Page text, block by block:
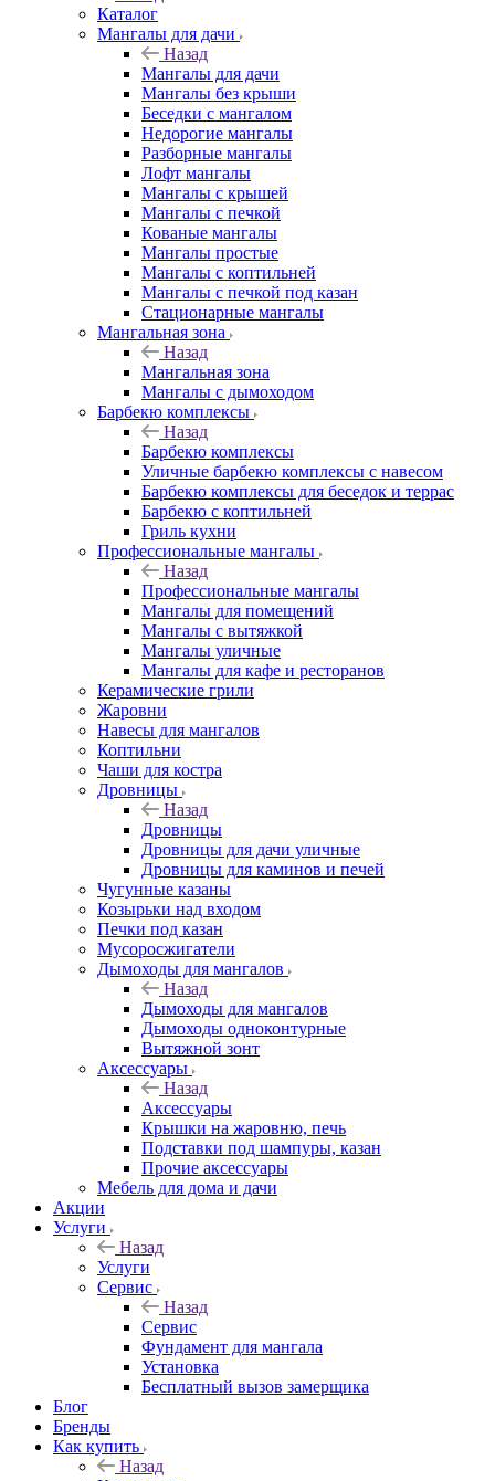
Каталог
Мангалы для дачи
Назад
Мангалы для дачи
Мангалы без крыши
Беседки с мангалом
Недорогие мангалы
Разборные мангалы
Лофт мангалы
Мангалы с крышей
Мангалы с печкой
Кованые мангалы
Мангалы простые
Мангалы с коптильней
Мангалы с печкой под казан
Стационарные мангалы
Мангальная зона
Назад
Мангальная зона
Мангалы с дымоходом
Барбекю комплексы
Назад
Барбекю комплексы
Уличные барбекю комплексы с навесом
Барбекю комплексы для беседок и террас
Барбекю с коптильней
Гриль кухни
Профессиональные мангалы
Назад
Профессиональные мангалы
Мангалы для помещений
Мангалы с вытяжкой
Мангалы уличные
Мангалы для кафе и ресторанов
Керамические грили
Жаровни
Навесы для мангалов
Коптильни
Чаши для костра
Дровницы
Назад
Дровницы
Дровницы для дачи уличные
Дровницы для каминов и печей
Чугунные казаны
Козырьки над входом
Печки под казан
Мусоросжигатели
Дымоходы для мангалов
Назад
Дымоходы для мангалов
Дымоходы одноконтурные
Вытяжной зонт
Аксессуары
Назад
Аксессуары
Крышки на жаровню, печь
Подставки под шампуры, казан
Прочие аксессуары
Мебель для дома и дачи
Акции
Услуги
Назад
Услуги
Сервис
Назад
Сервис
Фундамент для мангала
Установка
Бесплатный вызов замерщика
Блог
Бренды
Как купить
Назад